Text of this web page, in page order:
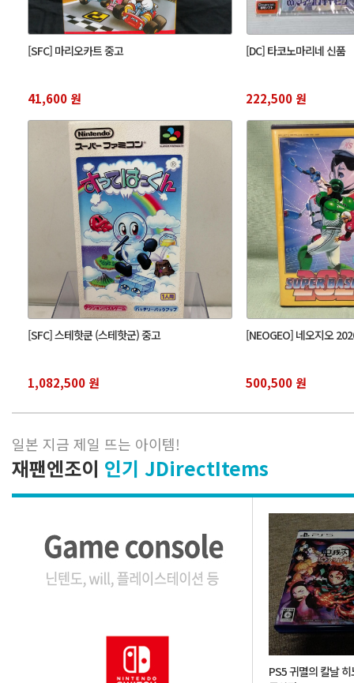
[SFC] 마리오카트 중고
41,600 원
[DC] 타코노마리네 신품
222,500 원
[SFC] 스테핫쿤 (스테핫군) 중고
1,082,500 원
[NEOGEO] 네오지오
500,500 원
일본 지금 제일 뜨는 아이템!
재팬엔조이 인기 JDirectItems
PS5 귀멸의 칼날